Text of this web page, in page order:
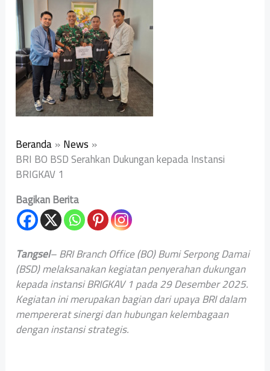
Beranda News
BRI BO BSD Serahkan Dukungan kepada Instansi
BRIGKAV 1
Bagikan Berita
Tangsel– BRI Branch Office (BO) Bumi Serpong Damai
(BSD) melaksanakan kegiatan penyerahan dukungan
kepada instansi BRIGKAV 1 pada 29 Desember 2025.
Kegiatan ini merupakan bagian dari upaya BRI dalam
mempererat sinergi dan hubungan kelembagaan
dengan instansi strategis.